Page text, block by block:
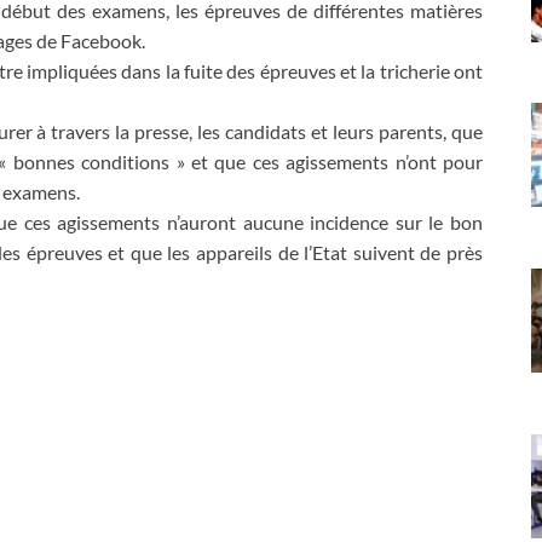
des examens, les épreuves de différentes matières
de Facebook.
impliquées dans la fuite des épreuves et la tricherie ont
à travers la presse, les candidats et leurs parents, que
conditions » et que ces agissements n’ont pour
ces agissements n’auront aucune incidence sur le bon
épreuves et que les appareils de l’Etat suivent de près